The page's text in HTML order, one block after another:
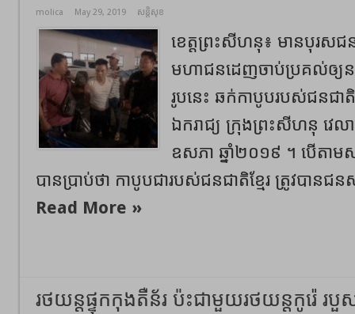
molica May 29, 2019 សន្តិសុខ
ខេត្តព្រះសីហនុ៖ មានបុរសជន
មហាជនដេញចាប់ប្រគល់ឲ្
រូបនេះ ឆក់កាបូបរបស់ជនជាតិ
ឯករាជ្យ ក្រុងព្រះសីហនុ វេ
ឧសភា ឆ្នាំ២០១៩ ។ បើតាម
បានប្រាប់ថា កាបូបជារបស់ជនជាតិខ្មែរ ត្រូវបាន
Read More »
រថយន្តផ្ទុកកុងតឺន័រ ប៉ះជាមួយរថយន្តកូរ៉េ របួ